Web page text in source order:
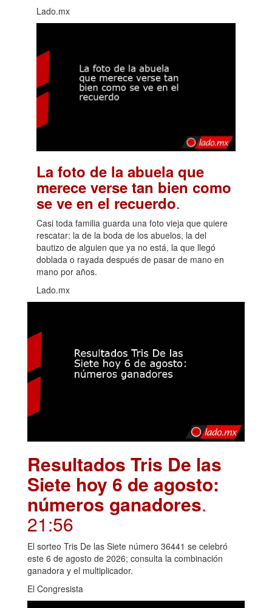
Lado.mx
La foto de la abuela que
merece verse tan bien como
se ve en el recuerdo.
Casi toda familia guarda una foto vieja que quiere
rescatar: la de la boda de los abuelos, la del
bautizo de alguien que ya no está, la que llegó
doblada o rayada después de pasar de mano en
mano por años.
Lado.mx
Resultados Tris De las
Siete hoy 6 de agosto:
números ganadores.
21:56
El sorteo Tris De las Siete número 36441 se celebró
este 6 de agosto de 2026; consulta la combinación
ganadora y el multiplicador.
El Congresista